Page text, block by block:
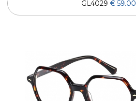
GL4029 € 59.00